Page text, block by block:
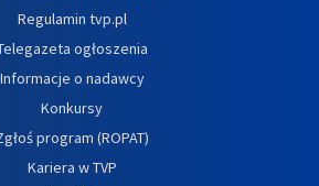
Regulamin tvp.pl
ogłoszenia
Informacje o nadawcy
Konkursy
program (ROPAT)
Kariera w TVP